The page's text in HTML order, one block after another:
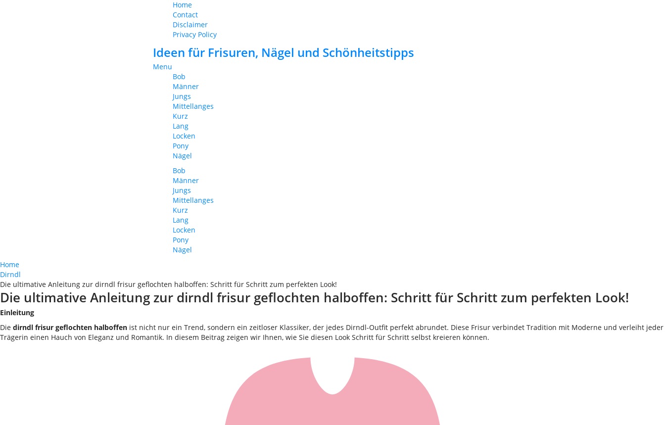
Home
Contact
Disclaimer
Privacy Policy
Ideen für Frisuren, Nägel und Schönheitstipps
Menu
Bob
Männer
Jungs
Mittellanges
Kurz
Lang
Locken
Pony
Nägel
Bob
Männer
Jungs
Mittellanges
Kurz
Lang
Locken
Pony
Nägel
Home
Dirndl
Die ultimative Anleitung zur dirndl frisur geflochten halboffen: Schritt für Schritt zum perfekten Look!
Die ultimative Anleitung zur dirndl frisur geflochten halboffen: Schritt für Schritt zum perfekten Look!
Einleitung
Die dirndl frisur geflochten halboffen ist nicht nur ein Trend, sondern ein zeitloser Klassiker, der jedes Dirndl-Outfit perfekt abrundet. Diese Frisur verbindet Tradition mit Moderne und verleiht jeder
Trägerin einen Hauch von Eleganz und Romantik. In diesem Beitrag zeigen wir Ihnen, wie Sie diesen Look Schritt für Schritt selbst kreieren können.